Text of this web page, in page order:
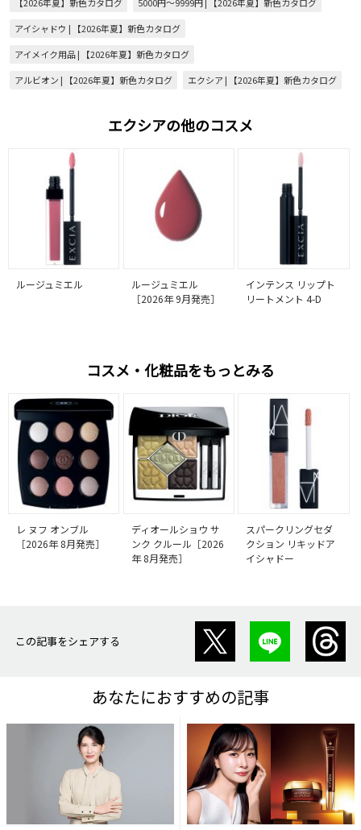
アイシャドウ | 【2026年夏】新色カタログ
アイメイク用品 | 【2026年夏】新色カタログ
アルビオン | 【2026年夏】新色カタログ
エクシア | 【2026年夏】新色カタログ
エクシアの他のコスメ
ルージュミエル
ルージュミエル
［2026年 9月発売］
インテンス リップト
リートメント 4-D
コスメ・化粧品をもっとみる
レ ヌフ オンブル
［2026年 8月発売］
ディオールショウ サ
ンク クルール［2026
年 8月発売］
スパークリングセダ
クション リキッドア
イシャドー
この記事をシェアする
あなたにおすすめの記事